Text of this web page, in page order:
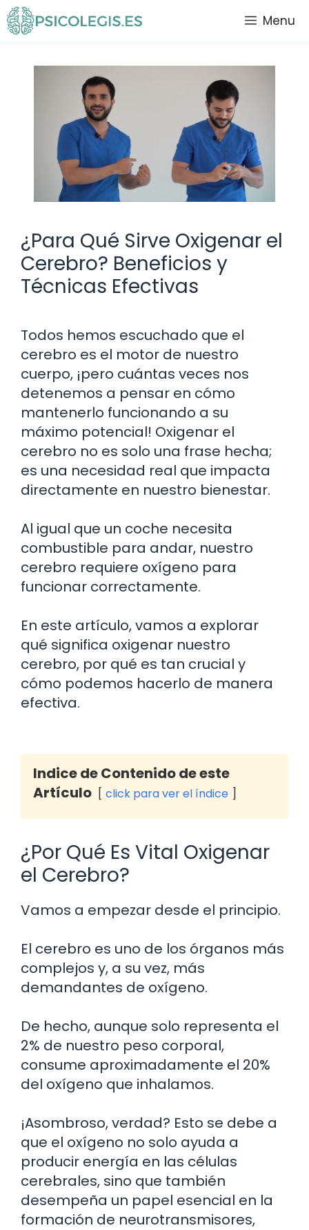
Saltar
al
Menu
¿Para Qué Sirve Oxigenar el
Cerebro? Beneficios y
Técnicas Efectivas
Todos hemos escuchado que el
cerebro es el motor de nuestro
cuerpo, ¡pero cuántas veces nos
detenemos a pensar en cómo
mantenerlo funcionando a su
máximo potencial! Oxigenar el
cerebro no es solo una frase hecha;
es una necesidad real que impacta
directamente en nuestro bienestar.
Al igual que un coche necesita
combustible para andar, nuestro
cerebro requiere oxígeno para
funcionar correctamente.
En este artículo, vamos a explorar
qué significa oxigenar nuestro
cerebro, por qué es tan crucial y
cómo podemos hacerlo de manera
efectiva.
Indice de Contenido de este
Artículo
click para ver el índice
¿Por Qué Es Vital Oxigenar
el Cerebro?
Vamos a empezar desde el principio.
El cerebro es uno de los órganos más
complejos y, a su vez, más
demandantes de oxígeno.
De hecho, aunque solo representa el
2% de nuestro peso corporal,
consume aproximadamente el 20%
del oxígeno que inhalamos.
¡Asombroso, verdad? Esto se debe a
que el oxígeno no solo ayuda a
producir energía en las células
cerebrales, sino que también
desempeña un papel esencial en la
formación de neurotransmisores,